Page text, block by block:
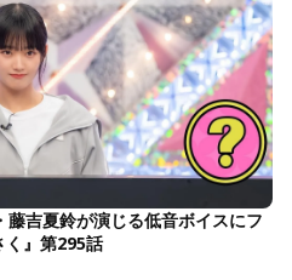
藤吉夏鈴が演じる低音ボイスにフ
く』第295話